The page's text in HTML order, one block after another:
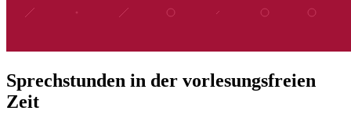
Sprechstunden in der vorlesungsfreien
Zeit